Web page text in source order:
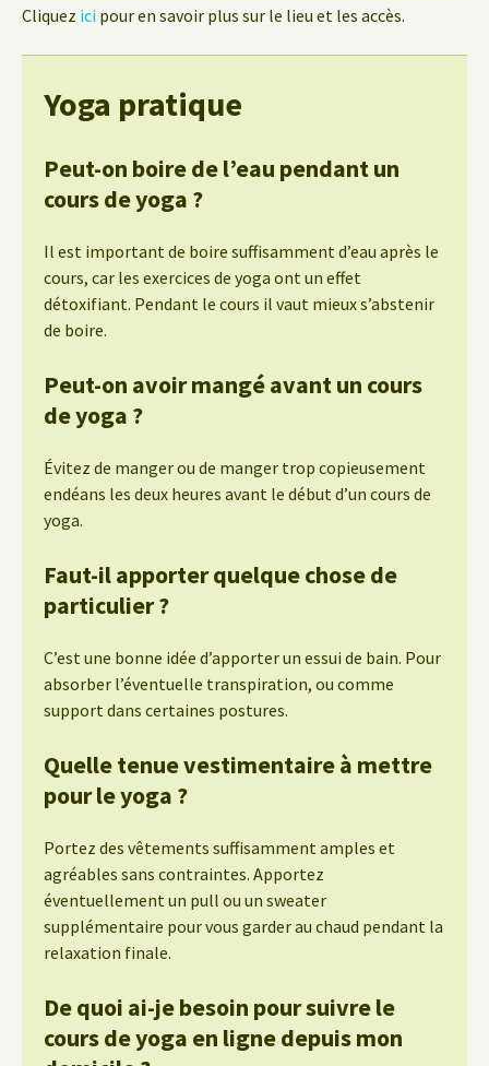
Cliquez ici pour en savoir plus sur le lieu et les accès.
Yoga pratique
Peut-on boire de l’eau pendant un
cours de yoga ?
Il est important de boire suffisamment d’eau après le
cours, car les exercices de yoga ont un effet
détoxifiant. Pendant le cours il vaut mieux s’abstenir
de boire.
Peut-on avoir mangé avant un cours
de yoga ?
Évitez de manger ou de manger trop copieusement
endéans les deux heures avant le début d’un cours de
yoga.
Faut-il apporter quelque chose de
particulier ?
C’est une bonne idée d’apporter un essui de bain. Pour
absorber l’éventuelle transpiration, ou comme
support dans certaines postures.
Quelle tenue vestimentaire à mettre
pour le yoga ?
Portez des vêtements suffisamment amples et
agréables sans contraintes. Apportez
éventuellement un pull ou un sweater
supplémentaire pour vous garder au chaud pendant la
relaxation finale.
De quoi ai-je besoin pour suivre le
cours de yoga en ligne depuis mon